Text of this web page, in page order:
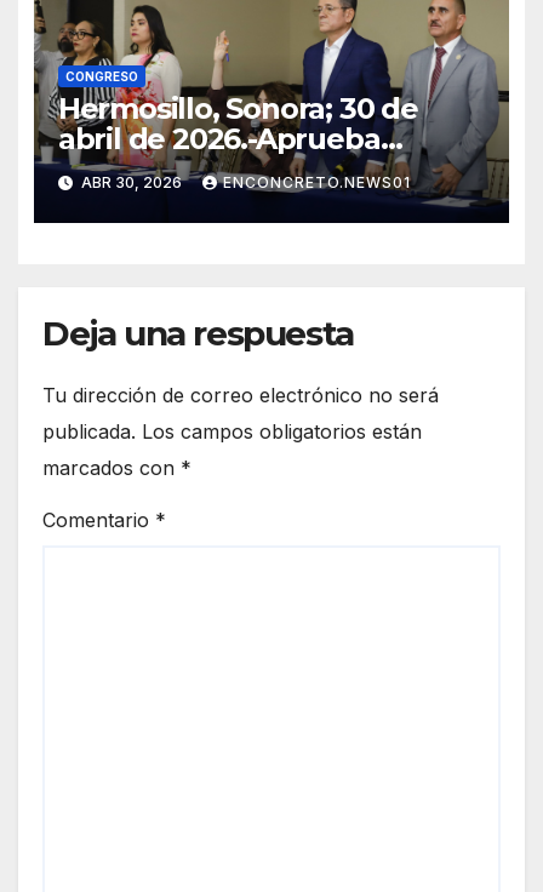
CONGRESO
Hermosillo, Sonora; 30 de
abril de 2026.-Aprueba
Congreso de Sonora ley para
personas migrantes, atiende
amparo y concluye periodo
ABR 30, 2026 ENCONCRETO.NEWS01
Deja una respuesta
Tu dirección de correo electrónico no será
publicada. Los campos obligatorios están
marcados con *
Comentario *